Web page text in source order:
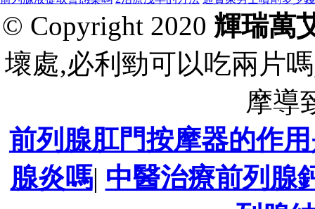
© Copyright 2020 輝瑞萬
壞處,必利勁可以吃兩片
摩導
前列腺肛門按摩器的作
腺炎嗎| 中醫治療前列腺